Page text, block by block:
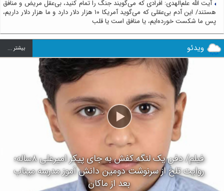
آیت الله علم‌الهدی: افرادی که می‌گویند جنگ را تمام کنید، بی‌عقل مریض و منافق
هستند/ این آدم بی‌عقلی که می‌گوید آمریکا ۱۰ هزار دلار دارد و ما هزار دلار داریم،
پس ما شکست خورده‌ایم، یا منافق است یا قلب
ویدئو بيشتر ...
فیلم/ دفن یک لنگه کفش به جای پیکر امیرعلی ۸ساله؛
روایت تلخ از سرنوشت دومین دانش آموز مدرسه میناب
بعد از ماکان